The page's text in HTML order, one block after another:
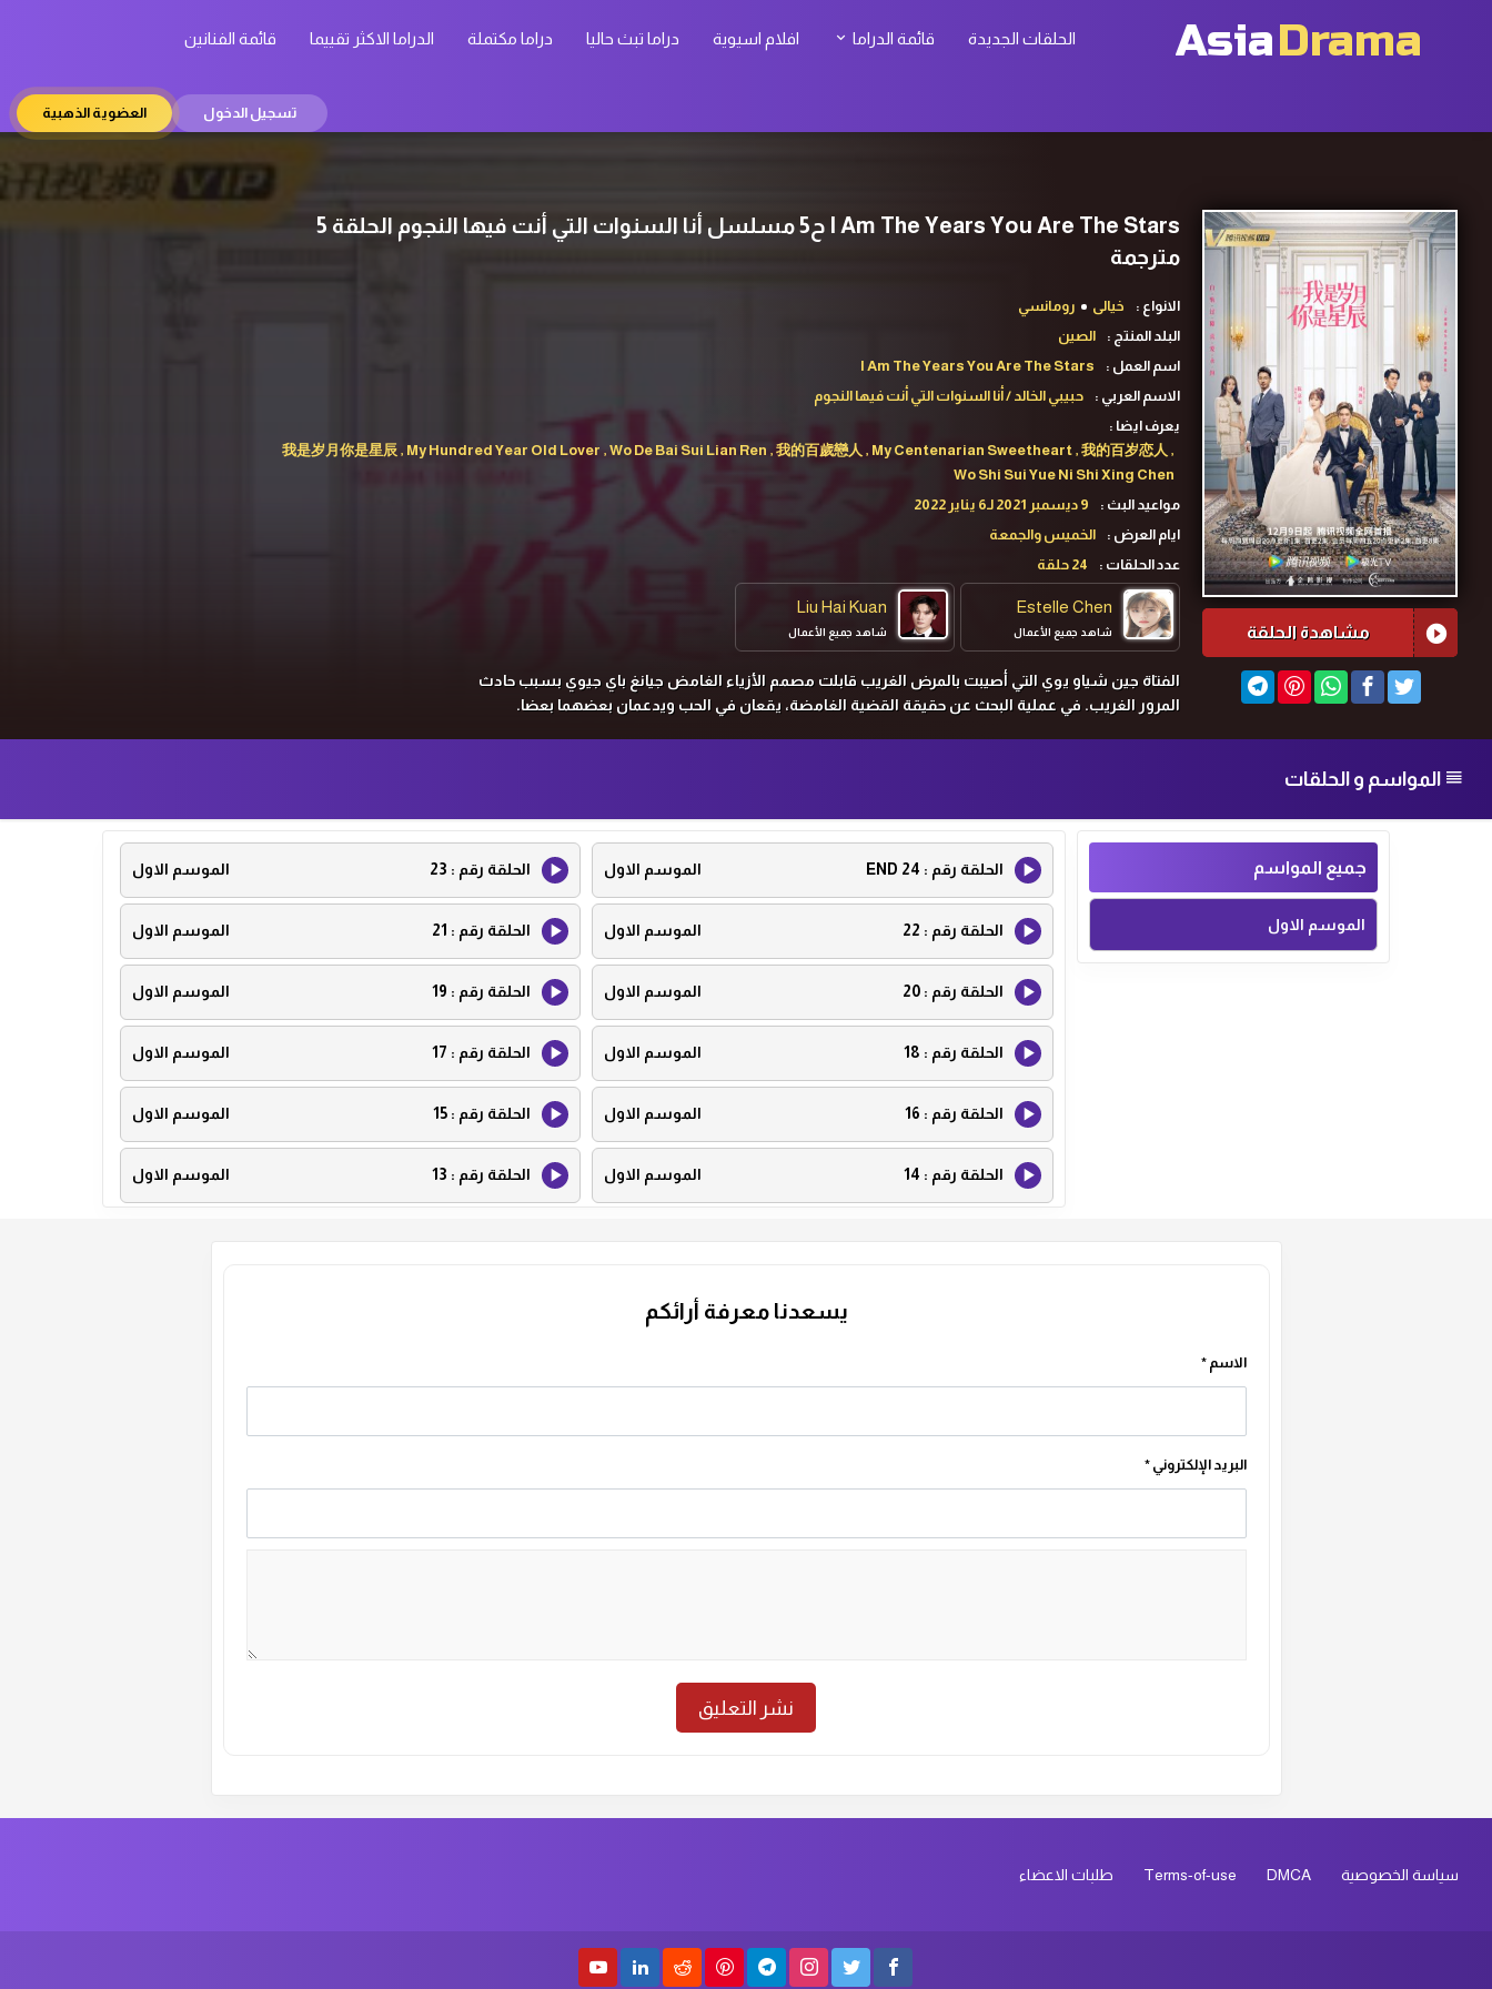
AsiaDrama الحلقات الجديدة قائمة الدراما افلام اسيوية دراما تبث حاليا دراما مكتملة الدراما الاكثر تقييما قائمة الفنانين
تسجيل الدخول العضوية الذهبية
مشاهدة الحلقة
I Am The Years You Are The Stars ح5 مسلسل أنا السنوات التي أنت فيها النجوم الحلقة 5
مترجمة
الانواع : خيالى
رومانسي
البلد المنتج :
الصين
اسم العمل :
I Am The Years You Are The Stars
الاسم العربي :
حبيبي الخالد / أنا السنوات التي أنت فيها النجوم
يعرف ايضا :
我是岁月你是星辰 , My Hundred Year Old Lover , Wo De Bai Sui Lian Ren , 我的百歲戀人 , My Centenarian Sweetheart , 我的百岁恋人 ,
Wo Shi Sui Yue Ni Shi Xing Chen
مواعيد البث :
9 ديسمبر 2021 لـ6 يناير 2022
ايام العرض :
الخميس والجمعة
عدد الحلقات :
24 حلقة
Estelle Chen
شاهد جميع الأعمال
Liu Hai Kuan
شاهد جميع الأعمال
الفتاة جين شياو يوي التي أصيبت بالمرض الغريب قابلت مصمم الأزياء الغامض جيانغ باي جيوي بسبب حادث
المرور الغريب. في عملية البحث عن حقيقة القضية الغامضة، يقعان في الحب ويدعمان بعضهما بعضا.
المواسم و الحلقات
جميع المواسم
الموسم الاول
الحلقة رقم : 24 END الموسم الاول الحلقة رقم : 23 الموسم الاول
الحلقة رقم : 22 الموسم الاول الحلقة رقم : 21 الموسم الاول
الحلقة رقم :20 الموسم الاول الحلقة رقم : 19 الموسم الاول
الحلقة رقم : 18 الموسم الاول الحلقة رقم : 17 الموسم الاول
الحلقة رقم : 16 الموسم الاول الحلقة رقم : 15 الموسم الاول
الحلقة رقم : 14 الموسم الاول الحلقة رقم : 13 الموسم الاول
الموسم الاول
الحلقة رقم :2 الموسم الاول الحلقة رقم :1
يسعدنا معرفة أرائكم
الاسم*
البريد الإلكتروني*
سياسة الخصوصية DMCA
Terms-of-use طلبات الاعضاء